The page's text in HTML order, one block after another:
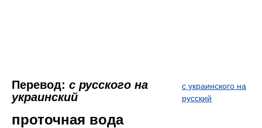
Перевод: с русского на
украинский
с украинского на
русский
проточная вода